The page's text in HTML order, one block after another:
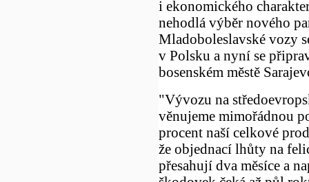
i ekonomického
nehodlá výběr nového
Mladoboleslavské vozy
v Polsku a nyní se
bosenském městě
"Vývozu na
věnujeme mimořádnou
procent naší celkové
že objednací lhůty na
přesahují dva měsíce a